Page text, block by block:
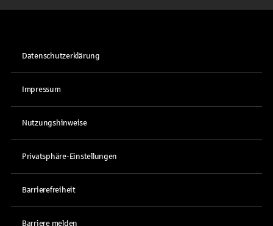
Datenschutzerklärung
Impressum
Nutzungshinweise
Privatsphäre-Einstellungen
Barrierefreiheit
Barriere melden